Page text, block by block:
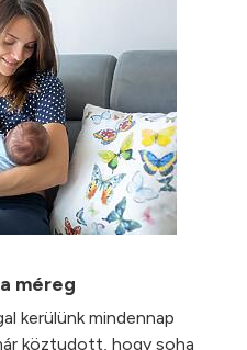
méreg
kerülünk mindennap
köztudott, hogy soha